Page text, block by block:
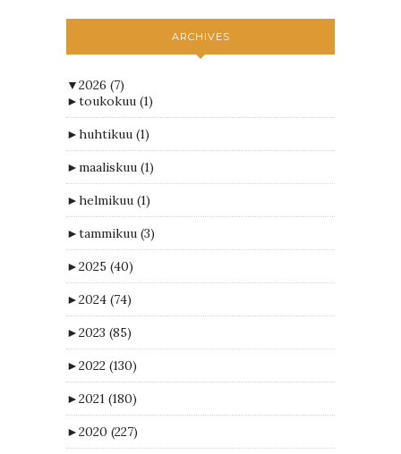
ARCHIVES
▼2026 (7)
►toukokuu (1)
►huhtikuu (1)
►maaliskuu (1)
►helmikuu (1)
►tammikuu (3)
►2025 (40)
►2024 (74)
►2023 (85)
►2022 (130)
►2021 (180)
►2020 (227)